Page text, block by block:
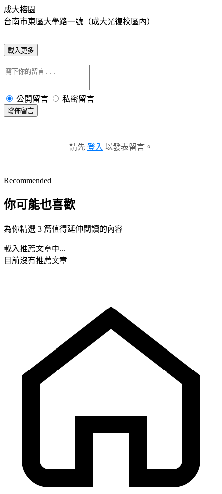
成大榕園
台南市東區大學路一號（成大光復校區內）
載入更多
公開留言 私密留言
發佈留言
請先 登入 以發表留言。
Recommended
你可能也喜歡
為你精選 3 篇值得延伸閱讀的內容
載入推薦文章中...
目前沒有推薦文章